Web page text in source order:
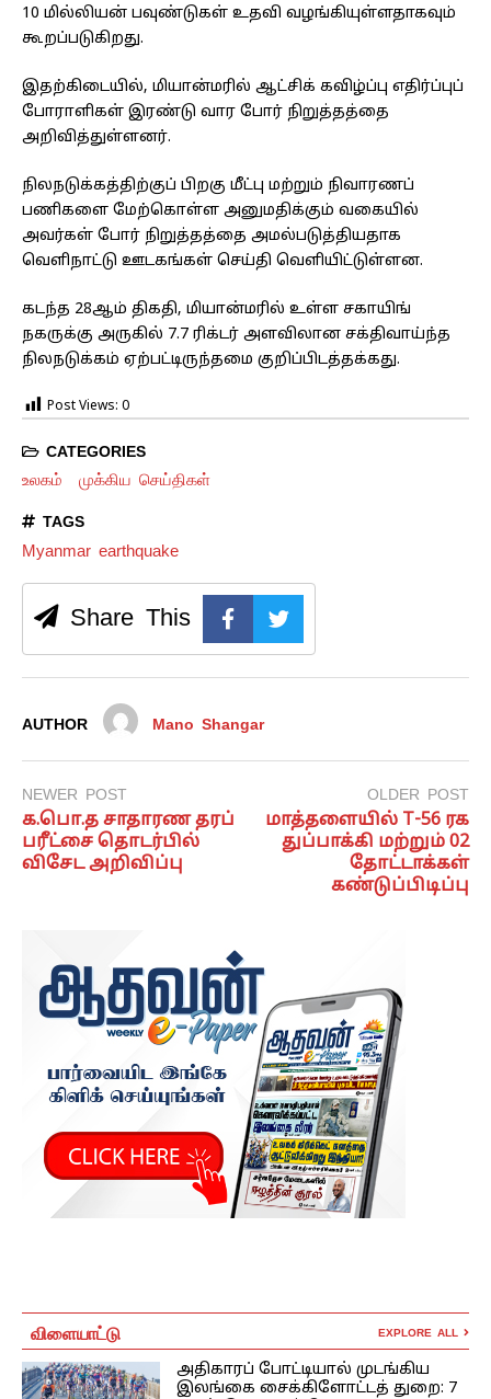
10 மில்லியன் பவுண்டுகள் உதவி வழங்கியுள்ளதாகவும்
கூறப்படுகிறது.
இதற்கிடையில், மியான்மரில் ஆட்சிக் கவிழ்ப்பு எதிர்ப்புப்
போராளிகள் இரண்டு வார போர் நிறுத்தத்தை
அறிவித்துள்ளனர்.
நிலநடுக்கத்திற்குப் பிறகு மீட்பு மற்றும் நிவாரணப்
பணிகளை மேற்கொள்ள அனுமதிக்கும் வகையில்
அவர்கள் போர் நிறுத்தத்தை அமல்படுத்தியதாக
வெளிநாட்டு ஊடகங்கள் செய்தி வெளியிட்டுள்ளன.
கடந்த 28ஆம் திகதி, மியான்மரில் உள்ள சகாயிங்
நகருக்கு அருகில் 7.7 ரிக்டர் அளவிலான சக்திவாய்ந்த
நிலநடுக்கம் ஏற்பட்டிருந்தமை குறிப்பிடத்தக்கது.
Post Views: 0
CATEGORIES
உலகம் முக்கிய செய்திகள்
TAGS
Myanmar earthquake
Share This
AUTHOR Mano Shangar
NEWER POST
க.பொ.த சாதாரண தரப்
பரீட்சை தொடர்பில்
விசேட அறிவிப்பு
OLDER POST
மாத்தளையில் T-56 ரக
துப்பாக்கி மற்றும் 02
தோட்டாக்கள்
கண்டுப்பிடிப்பு
விளையாட்டு EXPLORE ALL
அதிகாரப் போட்டியால் முடங்கிய
இலங்கை சைக்கிளோட்டத் துறை: 7